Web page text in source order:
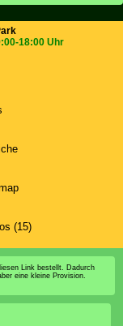
18:00 Uhr
(15)
Link bestellt. Dadurch
eine kleine Provision.